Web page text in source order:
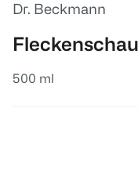
Dr. Beckmann
500 ml